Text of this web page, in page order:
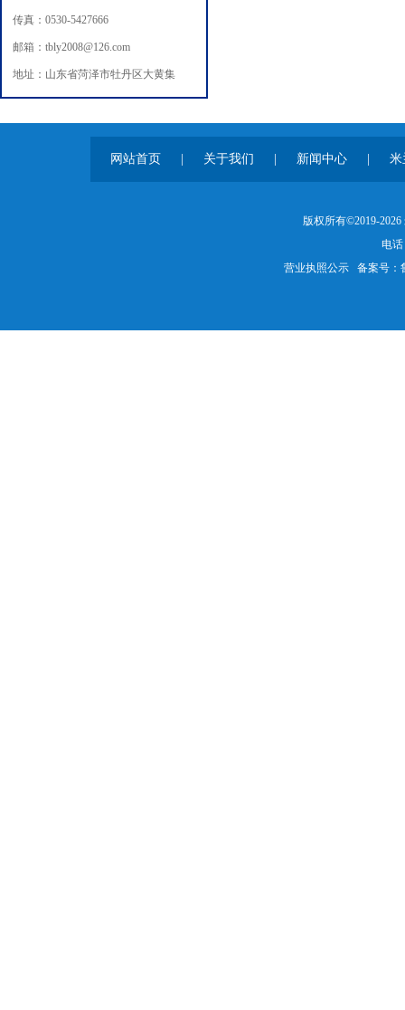
传真：0530-5427666
邮箱：tbly2008@126.com
地址：山东省菏泽市牡丹区大黄集
网站首页 关于我们 新闻中心 米
版权所有©2019-
电话
营业执照公示备案号：鲁